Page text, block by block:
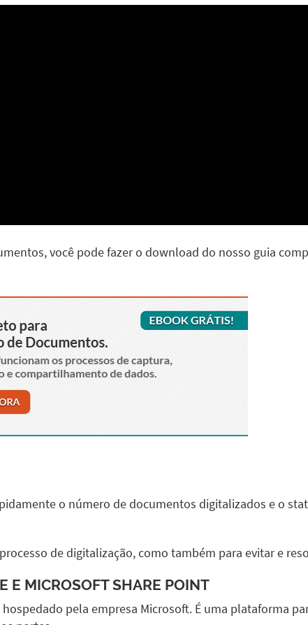
você pode fazer o download do nosso guia
o número de documentos digitalizados e o
de digitalização, como também para evitar e
E MICROSOFT SHARE POINT
pela empresa Microsoft. É uma plataforma